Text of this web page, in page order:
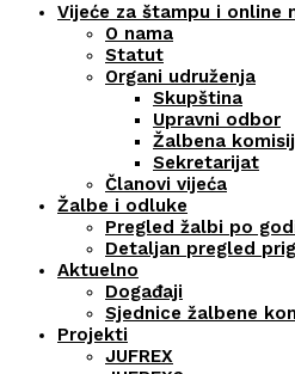
Vijeće za štampu i online
O nama
Statut
Organi udruženja
Skupština
Upravni odbor
Žalbena
Sekretarijat
Članovi vijeća
Žalbe i odluke
Pregled žalbi po
Detaljan pregled
Aktuelno
Događaji
Sjednice žalbene
Projekti
JUFREX